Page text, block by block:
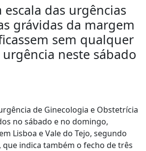
escala das urgências
grávidas da margem
sem qualquer
neste sábado
de Ginecologia e Obstetrícia
no sábado e no domingo,
Lisboa e Vale do Tejo, segundo
indica também o fecho de três